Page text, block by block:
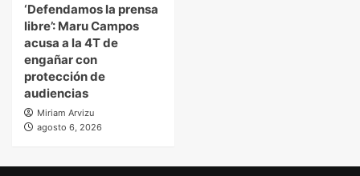
‘Defendamos la prensa
libre’: Maru Campos
acusa a la 4T de
engañar con
protección de
audiencias
Miriam Arvizu
agosto 6, 2026